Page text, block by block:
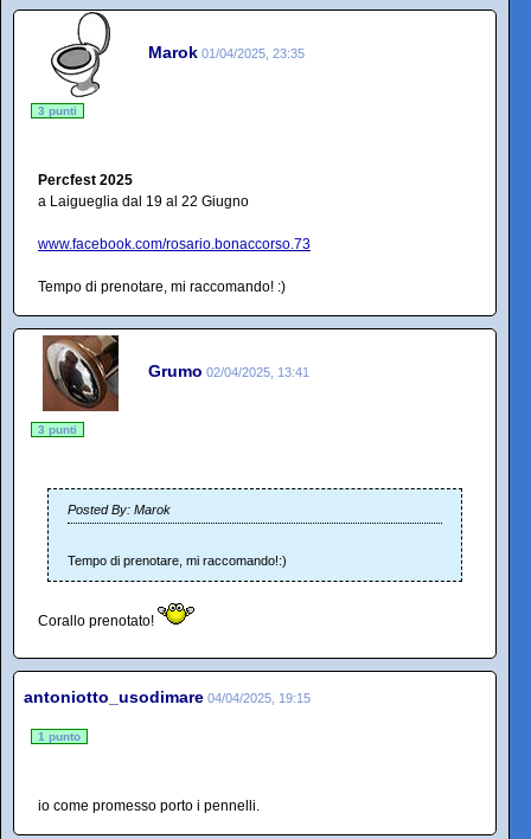
Marok 01/04/2025, 23:35
3 punti
Percfest 2025
a Laigueglia dal 19 al 22 Giugno
www.facebook.com/rosario.bonaccorso.73
Tempo di prenotare, mi raccomando! :)
Grumo 02/04/2025, 13:41
3 punti
Posted By: Marok
Tempo di prenotare, mi raccomando!:)
Corallo prenotato!
antoniotto_usodimare 04/04/2025, 19:15
1 punto
io come promesso porto i pennelli.